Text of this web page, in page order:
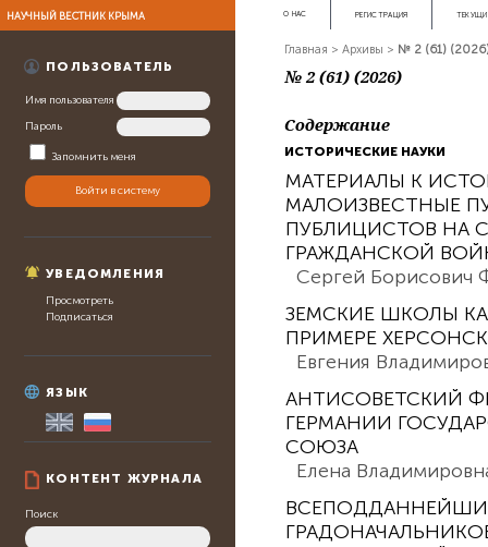
НАУЧНЫЙ ВЕСТНИК КРЫМА
ПОЛЬЗОВАТЕЛЬ
Имя пользователя
Пароль
Запомнить меня
УВЕДОМЛЕНИЯ
Просмотреть
Подписаться
ЯЗЫК
КОНТЕНТ ЖУРНАЛА
Поиск
О НАС РЕГИСТРАЦИЯ
Главная >Архивы > № 2 (61)
№ 2 (61) (2026)
Содержание
ИСТОРИЧЕСКИЕ НАУКИ
МАТЕРИАЛЫ К
МАЛОИЗВЕСТНЫЕ
ПУБЛИЦИСТОВ НА
ГРАЖДАНСКОЙ
Сергей Борисович
ЗЕМСКИЕ ШКОЛЫ
ПРИМЕРЕ
Евгения
АНТИСОВЕТСКИЙ
ГЕРМАНИИ
СОЮЗА
Елена